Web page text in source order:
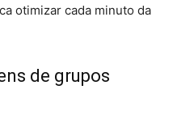
otimizar cada minuto da
de grupos